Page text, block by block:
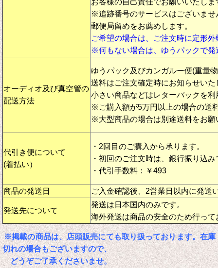
※追跡番号のサービスはございませ
郵便局留めをお薦めします。
ご希望の場合は、ご注文時に定形
※何もない場合は、ゆうパックで発
オーディオ及び真空管の
配送方法
ゆうパック及びカンガルー便(重量
送料はご注文確定時にお知らせいた
小さい商品などはレターパックを利
※ご購入額が5万円以上の場合の送
※大型商品の場合は別途送料をお願
代引き便について
(着払い）
・2回目のご購入から承ります。
・初回のご注文時は、銀行振り込
・代引手数料：￥493
商品の発送日 ご入金確認後、2営業日以内に発送
発送先について
発送は日本国内のみです。
海外発送は商品の安全のため行って
※掲載の商品は、店頭販売にても取り扱っております。在庫
切れの場合もございますので、
どうぞご了承くださいませ。